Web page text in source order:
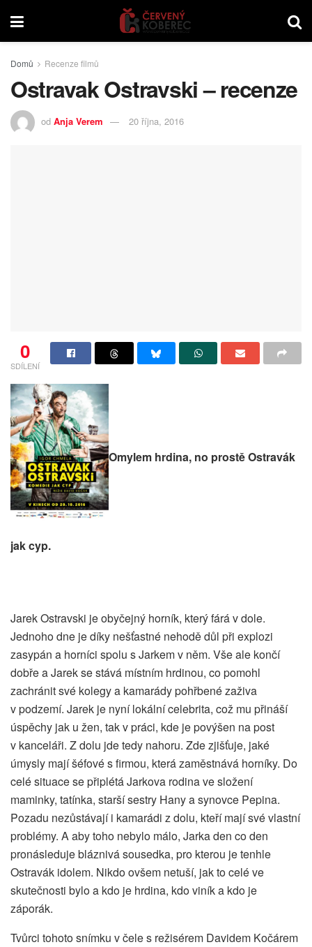
Domů Recenze filmů
Ostravak Ostravski – recenze
od Anja Verem 20 října, 2016
0
SDÍLENÍ
Omylem hrdina, no prostě Ostravák
jak cyp.
Jarek Ostravski je obyčejný horník, který fárá v dole.
Jednoho dne je díky nešťastné nehodě důl při explozi
zasypán a horníci spolu s Jarkem v něm. Vše ale končí
dobře a Jarek se stává místním hrdinou, co pomohl
zachránit své kolegy a kamarády pohřbené zaživa
v podzemí. Jarek je nyní lokální celebrita, což mu přináší
úspěchy jak u žen, tak v práci, kde je povýšen na post
v kanceláři. Z dolu jde tedy nahoru. Zde zjišťuje, jaké
úmysly mají šéfové s firmou, která zaměstnává horníky. Do
celé situace se připlétá Jarkova rodina ve složení
maminky, tatínka, starší sestry Hany a synovce Pepina.
Pozadu nezůstávají i kamarádi z dolu, kteří mají své vlastní
problémy. A aby toho nebylo málo, Jarka den co den
pronásleduje bláznivá sousedka, pro kterou je tenhle
Ostravák idolem. Nikdo ovšem netuší, jak to celé ve
skutečnosti bylo a kdo je hrdina, kdo viník a kdo je
záporák.
Tvůrci tohoto snímku v čele s režisérem Davidem Kočárem